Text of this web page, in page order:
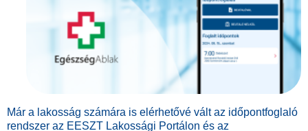
Már a lakosság számára is elérhetővé vált az időpontfoglaló
rendszer az EESZT Lakossági Portálon és az